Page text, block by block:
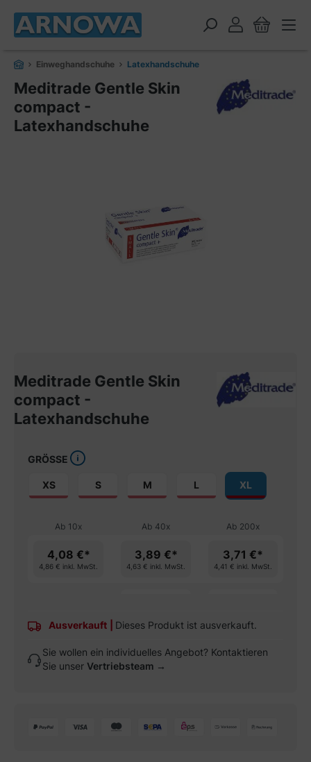
springen
Einweghandschuhe Latexhandschuhe
Meditrade Gentle Skin
compact -
Latexhandschuhe
Meditrade Gentle Skin
compact -
Latexhandschuhe
GRÖSSE
XS S M L XL
Ab 10x
4,08 €*
4,86 € inkl. MwSt.
Ab 40x
3,89 €*
4,63 € inkl. MwSt.
Ab 200x
3,71 €*
4,41 € inkl. MwSt.
Ausverkauft Dieses Produkt ist ausverkauft.
Sie wollen ein individuelles Angebot? Kontaktieren
Sie unser Vertriebsteam →